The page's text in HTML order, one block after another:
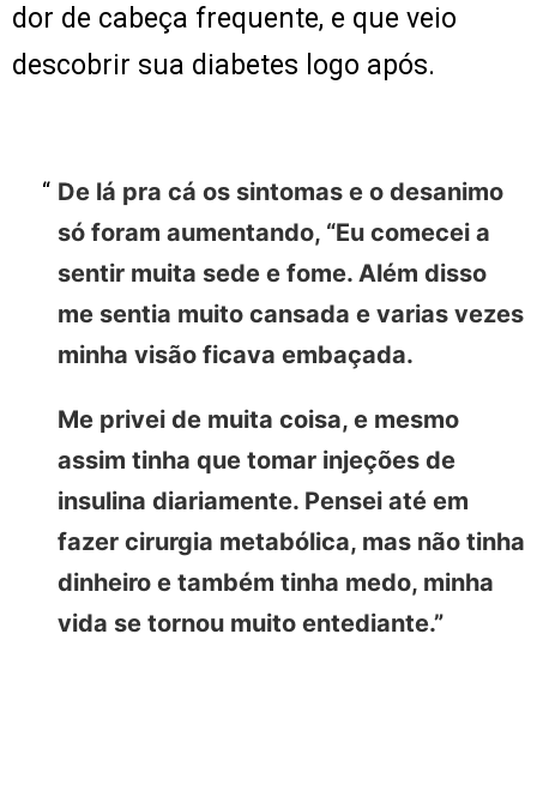
dor de cabeça frequente, e que veio
descobrir sua diabetes logo após.
De lá pra cá os sintomas e o desanimo
só foram aumentando, “Eu comecei a
sentir muita sede e fome. Além disso
me sentia muito cansada e varias vezes
minha visão ficava embaçada.
Me privei de muita coisa, e mesmo
assim tinha que tomar injeções de
insulina diariamente. Pensei até em
fazer cirurgia metabólica, mas não tinha
dinheiro e também tinha medo, minha
vida se tornou muito entediante.”